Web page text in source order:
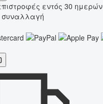
εντός 30 ημερών